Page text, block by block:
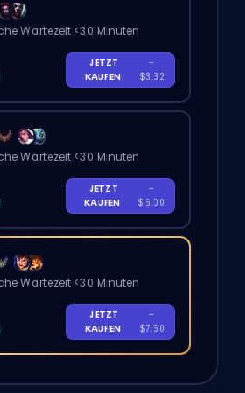
Wartezeit <30 Minuten
JETZT
KAUFEN
-
$3.32
Wartezeit <30 Minuten
JETZT
KAUFEN
-
$6.00
Wartezeit <30 Minuten
JETZT
KAUFEN
-
$7.50